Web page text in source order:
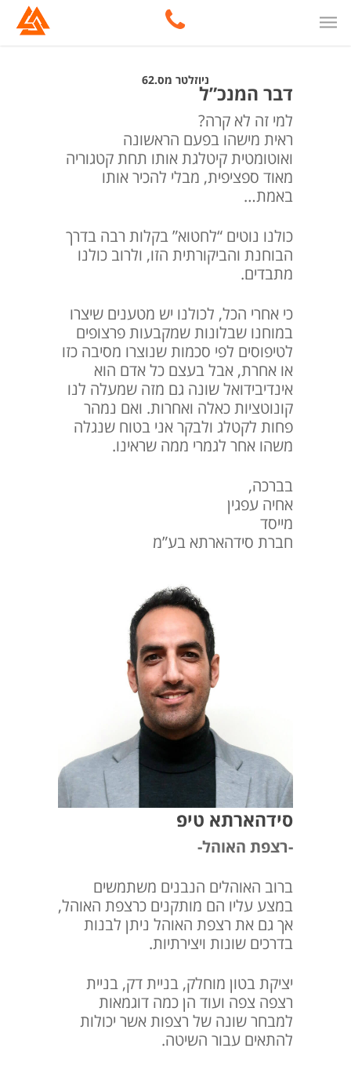
ניוזלטר מס.62
דבר המנכ”ל
למי זה לא קרה?
ראית מישהו בפעם הראשונה
ואוטומטית קיטלגת אותו תחת קטגוריה
מאוד ספציפית, מבלי להכיר אותו
באמת…
כולנו נוטים “לחטוא” בקלות רבה בדרך
הבוחנת והביקורתית הזו, ולרוב כולנו
מתבדים.
כי אחרי הכל, לכולנו יש מטענים שיצרו
במוחנו שבלונות שמקבעות פרצופים
לטיפוסים לפי סכמות שנוצרו מסיבה כזו
או אחרת, אבל בעצם כל אדם הוא
אינדיבידואל שונה גם מזה שמעלה לנו
קונוטציות כאלה ואחרות. ואם נמהר
פחות לקטלג ולבקר אני בטוח שנגלה
משהו אחר לגמרי ממה שראינו.
בברכה,
אחיה עפגין
מייסד
חברת סידהארתא בע”מ
סידהארתא טיפ
-רצפת האוהל-
ברוב האוהלים הנבנים משתמשים
במצע עליו הם מותקנים כרצפת האוהל,
אך גם את רצפת האוהל ניתן לבנות
בדרכים שונות ויצירתיות.
יציקת בטון מוחלק, בניית דק, בניית
רצפה צפה ועוד הן כמה דוגמאות
למבחר שונה של רצפות אשר יכולות
להתאים עבור השיטה.